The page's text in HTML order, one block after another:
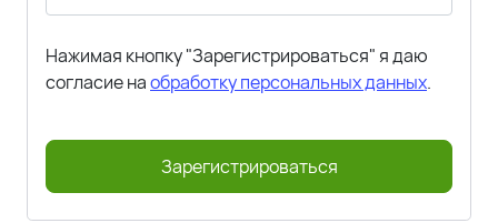
Нажимая кнопку "Зарегистрироваться" я даю
согласие наобработку персональных данных.
Зарегистрироваться